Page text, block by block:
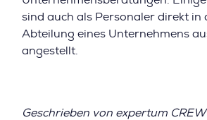
sind auch als Personaler direkt in
Abteilung eines Unternehmens
angestellt.
Geschrieben von expertum CREW